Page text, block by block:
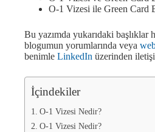
O-1 Vizesi ile Green Card
Bu yazımda yukarıdaki başlıklar
blogumun yorumlarında veya
benimle LinkedIn üzerinden
İçindekiler
O-1 Vizesi Nedir?
O-1 Vizesi Nedir?